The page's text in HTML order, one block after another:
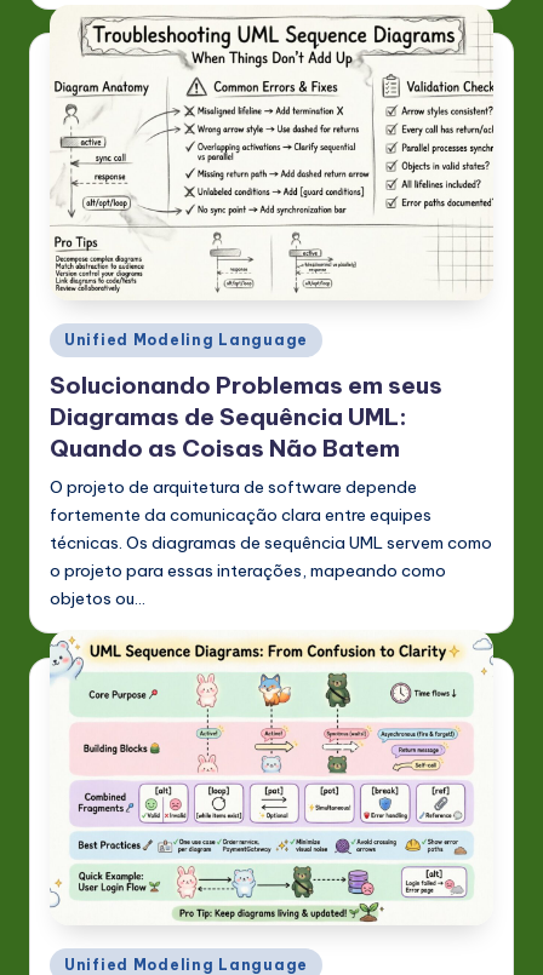
Posted
in
Unified Modeling Language
Solucionando Problemas em seus
Diagramas de Sequência UML:
Quando as Coisas Não Batem
O projeto de arquitetura de software depende
fortemente da comunicação clara entre equipes
técnicas. Os diagramas de sequência UML servem como
o projeto para essas interações, mapeando como
objetos ou…
Posted
Unified Modeling Language